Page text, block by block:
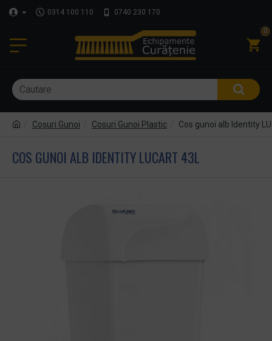
0314 100 110 0740 230 170
0
Coşuri Gunoi Cosuri Gunoi Plastic Cos gunoi alb Identity
COS GUNOI ALB IDENTITY LUCART 43L